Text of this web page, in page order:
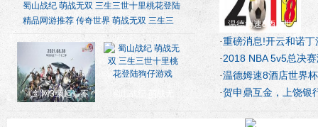
蜀山战纪 萌战无双 三生三世十里桃花登陆
精品网游推荐 传奇世界 萌战无双 三生三
《剑网3缘起》不
温德姆速8酒店世
·重磅消息!开云和诺丁
· 2018 NBA 5v5总决
·温德姆速8酒店世界
·贺申鼎互金，上饶银